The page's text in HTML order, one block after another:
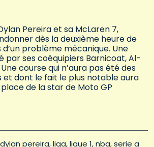
Pereira et sa McLaren 7,
dès la deuxième heure de
problème mécanique. Une
ses coéquipiers Barnicoat, Al-
course qui n’aura pas été des
et dont le fait le plus notable aura
de la star de Moto GP
dylan pereira liga ligue 1 nba serie a